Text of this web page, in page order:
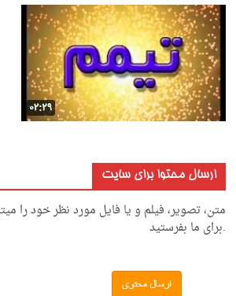
ارسال محتوا برای سایت
متن، تصویر، فیلم و یا فایل مورد نظر خود را
.برای ما بفرستید